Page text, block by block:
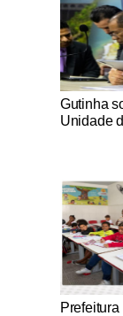
Notícias
Gutinha
Unidade
Notícias